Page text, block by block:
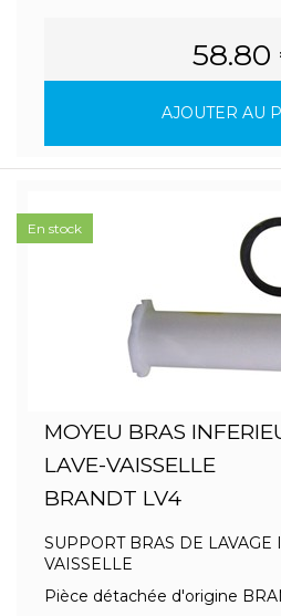
AJOUTER AU
MOYEU BRAS
LAVE-VAISSELLE
BRANDT LV4
SUPPORT BRAS DE LAVAGE
VAISSELLE
Pièce détachée d'origine
En stock